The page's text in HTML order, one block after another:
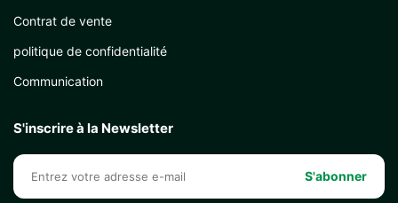
Contrat de vente
politique de confidentialité
Communication
S'inscrire à la Newsletter
S'abonner